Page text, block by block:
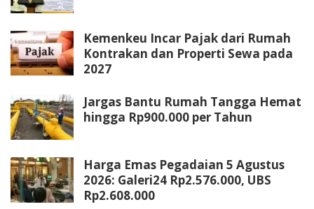
Kemenkeu Incar Pajak dari Rumah
Kontrakan dan Properti Sewa pada
2027
Jargas Bantu Rumah Tangga Hemat
hingga Rp900.000 per Tahun
Harga Emas Pegadaian 5 Agustus
2026: Galeri24 Rp2.576.000, UBS
Rp2.608.000